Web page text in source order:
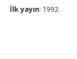
İlk yayın: 1992